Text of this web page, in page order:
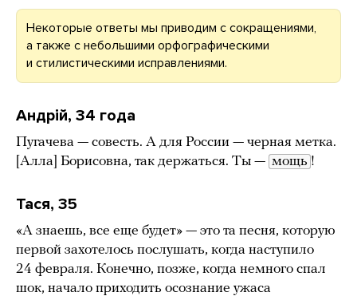
Некоторые ответы мы приводим с сокращениями,
а также с небольшими орфографическими
и стилистическими исправлениями.
Андрiй, 34 года
Пугачева — совесть. А для России — черная метка.
[Алла] Борисовна, так держаться. Ты — мощь !
Тася, 35
«А знаешь, все еще будет» — это та песня, которую
первой захотелось послушать, когда наступило
24 февраля. Конечно, позже, когда немного спал
шок, начало приходить осознание ужаса